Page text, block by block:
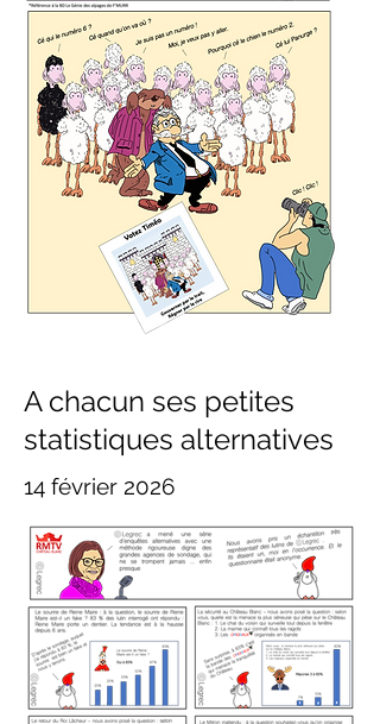
A chacun ses petites
statistiques alternatives
14 février 2026